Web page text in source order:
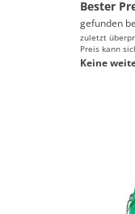
Bester
gefunden
zuletzt
Preis kann
Keine